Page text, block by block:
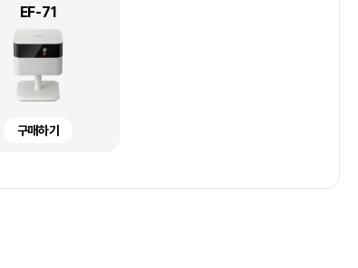
L8160
구매하기
DS-C490
구매하기
SGR12MB-PX
EF-71
구매하기